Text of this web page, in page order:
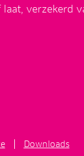
verzekerd
Downloads